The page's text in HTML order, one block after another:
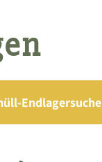
Endlagersuche